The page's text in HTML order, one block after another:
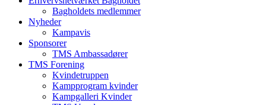
Bagholdets medlemmer
Nyheder
Kampavis
Sponsorer
TMS Ambassadører
TMS Forening
Kvindetruppen
Kampprogram kvinder
Kampgalleri Kvinder